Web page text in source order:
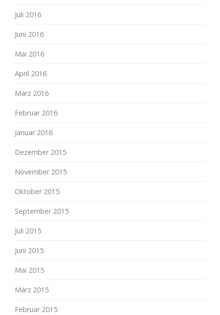
Juli 2016
Juni 2016
Mai 2016
April 2016
März 2016
Februar 2016
Januar 2016
Dezember 2015
November 2015
Oktober 2015
September 2015
Juli 2015
Juni 2015
Mai 2015
März 2015
Februar 2015